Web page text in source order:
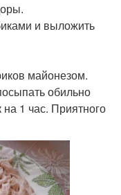
и выложить
майонезом.
обильно
1 час. Приятного